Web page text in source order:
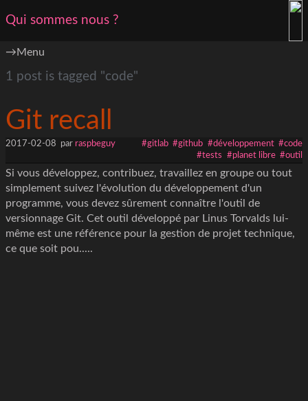
Qui sommes nous ?
Menu
1 post is tagged "code"
Git recall
2017-02-08 par raspbeguy #code
#développement
#github
#gitlab
#outil
#planet libre
#tests
Si vous développez, contribuez, travaillez en groupe ou tout
simplement suivez l'évolution du développement d'un
programme, vous devez sûrement connaître l'outil de
versionnage Git. Cet outil développé par Linus Torvalds lui-
même est une référence pour la gestion de projet technique,
ce que soit pou.....